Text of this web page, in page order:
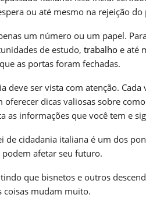
ou até mesmo na rejeição do
um número ou um papel.
de estudo, trabalho e até
as portas foram fechadas.
deve ser vista com atenção.
dicas valiosas sobre
as informações que você tem e
de cidadania italiana é um dos
afetar seu futuro.
que bisnetos e outros
coisas mudam muito.